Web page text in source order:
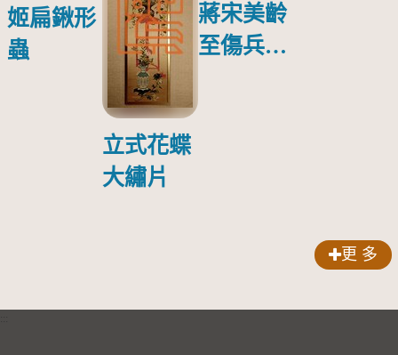
姬扁鍬形
蟲
立式花蝶
大繡片
蔣宋美齡
至傷兵醫
傷日本戰
更 多